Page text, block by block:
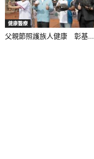
健康醫療
父親節照護族人健康 彰基...